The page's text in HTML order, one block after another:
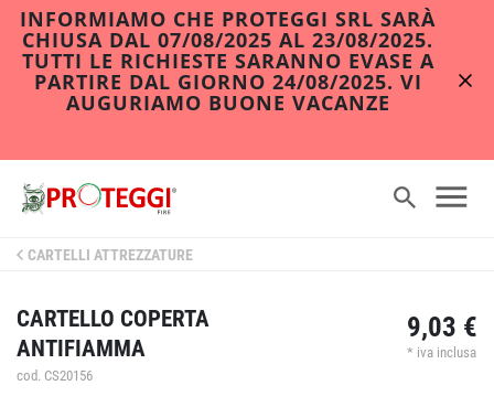
INFORMIAMO CHE PROTEGGI SRL SARÀ
CHIUSA DAL 07/08/2025 AL 23/08/2025.
TUTTI LE RICHIESTE SARANNO EVASE A
PARTIRE DAL GIORNO 24/08/2025. VI
AUGURIAMO BUONE VACANZE
CARTELLI ATTREZZATURE
CARTELLO COPERTA
ANTIFIAMMA
cod. CS20156
9,03 €
* iva inclusa